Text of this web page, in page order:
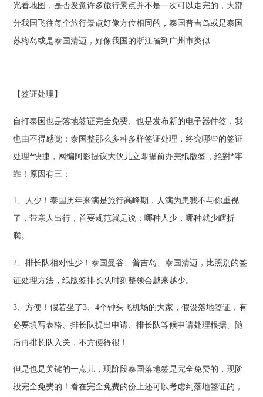
光看地图，是否发觉许多旅行景点并不是一次可以走完的，大部
分我国飞往每个旅行景点好像方位相同的，泰国普吉岛或是泰国
苏梅岛或是泰国清迈，好像我国的浙江省到广州市类似
【签证处理】
自打泰国也是落地签证完全免费、也是发布新的电子器件签，我
也由不得感觉：泰国整那么多种多样签证处理，终究哪些的签证
处理*快捷，网编阿影提议大伙儿立即提前办完纸版签，絕對*牢
靠！原因有三：
1、人少！泰国历年来满是旅行高峰期，人满为患我不与你重视
了，带亲人出行，首要规范就是说：哪种人少，哪种就少瞎折
腾。
2、排长队相对性少！泰国曼谷、普吉岛、泰国清迈，比照别的签
证处理方法，纸版签排长队时刻整领会越来越少。
3、方便！假若坐了3、4个钟头飞机场的大家，假设落地签证，有
必要填写表格、排长队提出申请、排长队等候申请处理根据、随
后再排长队入关，不方便得很！
但是也是关键的一点儿，现阶段泰国落地签是完全免费的，现阶
段完全免费的！看在完全免费的份上还可以考虑到落地签证的，